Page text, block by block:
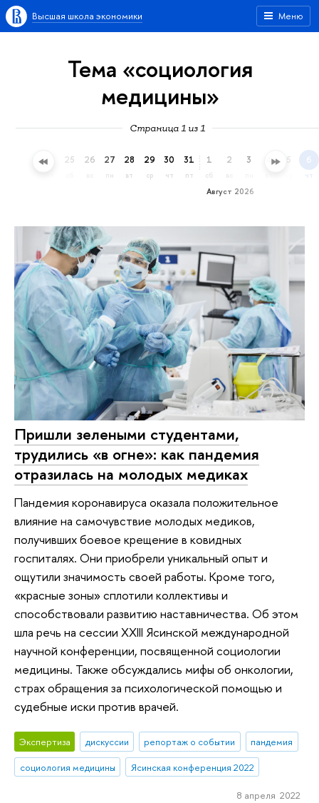
Меню
Высшая школа экономики
Тема «социология
медицины»
Страница 1 из 1
24 25 26 27
пн
28
вт
29
ср
30
чт
31
пт
Август 2026
1
сб
2 3 4 5 6
чт
Пришли зелеными студентами,
трудились «в огне»: как пандемия
отразилась на молодых медиках
Пандемия коронавируса оказала положительное
влияние на самочувствие молодых медиков,
получивших боевое крещение в ковидных
госпиталях. Они приобрели уникальный опыт и
ощутили значимость своей работы. Кроме того,
«красные зоны» сплотили коллективы и
способствовали развитию наставничества. Об этом
шла речь на сессии XXIII Ясинской международной
научной конференции, посвященной социологии
медицины. Также обсуждались мифы об онкологии,
страх обращения за психологической помощью и
судебные иски против врачей.
Экспертиза дискуссии репортаж о событии
пандемия
социология медицины
Ясинская конференция 2022
8 апреля 2022